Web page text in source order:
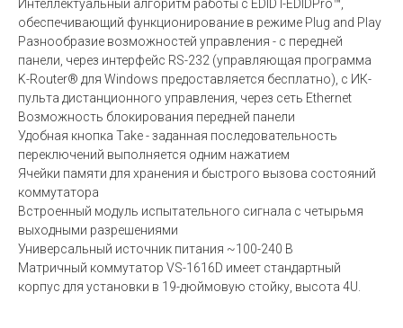
Интеллектуальный алгоритм работы с EDID I-EDIDPro™,
обеспечивающий функционирование в режиме Plug and Play
Разнообразие возможностей управления - с передней
панели, через интерфейс RS-232 (управляющая программа
K-Router® для Windows предоставляется бесплатно), с ИК-
пульта дистанционного управления, через сеть Ethernet
Возможность блокирования передней панели
Удобная кнопка Take - заданная последовательность
переключений выполняется одним нажатием
Ячейки памяти для хранения и быстрого вызова состояний
коммутатора
Встроенный модуль испытательного сигнала с четырьмя
выходными разрешениями
Универсальный источник питания ~100-240 В
Матричный коммутатор VS-1616D имеет стандартный
корпус для установки в 19-дюймовую стойку, высота 4U.